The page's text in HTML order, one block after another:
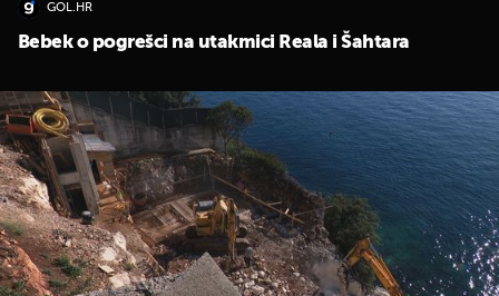
GOL.HR
Bebek o pogrešci na utakmici Reala i Šahtara